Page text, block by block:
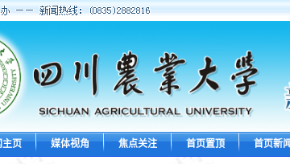
主页 媒体视角 焦点关注 首页置顶 首页新闻